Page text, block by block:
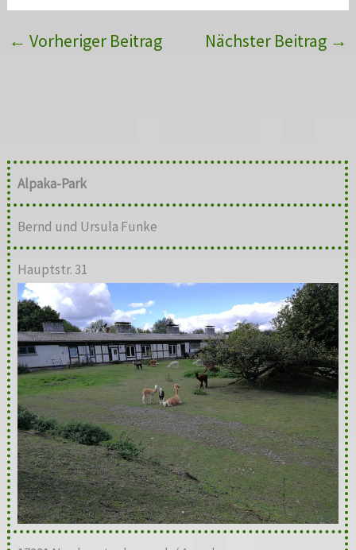
Alpaka-Park
Bernd und Ursula Funke
Hauptstr. 31
← Vorheriger Beitrag Nächster Beitrag →